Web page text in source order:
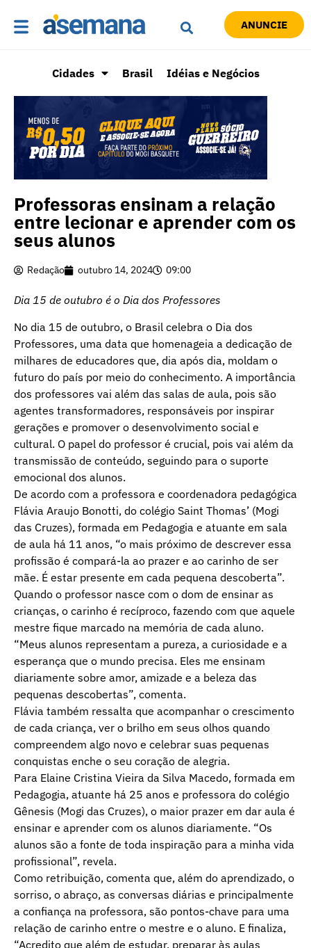
ANUNCIE
Cidades Brasil Idéias e Negócios
Professoras ensinam a relação
entre lecionar e aprender com os
seus alunos
Redação outubro 14, 2024 09:00
Dia 15 de outubro é o Dia dos Professores
No dia 15 de outubro, o Brasil celebra o Dia dos
Professores, uma data que homenageia a dedicação de
milhares de educadores que, dia após dia, moldam o
futuro do país por meio do conhecimento. A importância
dos professores vai além das salas de aula, pois são
agentes transformadores, responsáveis por inspirar
gerações e promover o desenvolvimento social e
cultural. O papel do professor é crucial, pois vai além da
transmissão de conteúdo, seguindo para o suporte
emocional dos alunos.
De acordo com a professora e coordenadora pedagógica
Flávia Araujo Bonotti, do colégio Saint Thomas’ (Mogi
das Cruzes), formada em Pedagogia e atuante em sala
de aula há 11 anos, “o mais próximo de descrever essa
profissão é compará-la ao prazer e ao carinho de ser
mãe. É estar presente em cada pequena descoberta”.
Quando o professor nasce com o dom de ensinar as
crianças, o carinho é recíproco, fazendo com que aquele
mestre fique marcado na memória de cada aluno.
“Meus alunos representam a pureza, a curiosidade e a
esperança que o mundo precisa. Eles me ensinam
diariamente sobre amor, amizade e a beleza das
pequenas descobertas”, comenta.
Flávia também ressalta que acompanhar o crescimento
de cada criança, ver o brilho em seus olhos quando
compreendem algo novo e celebrar suas pequenas
conquistas enche o seu coração de alegria.
Para Elaine Cristina Vieira da Silva Macedo, formada em
Pedagogia, atuante há 25 anos e professora do colégio
Gênesis (Mogi das Cruzes), o maior prazer em dar aula é
ensinar e aprender com os alunos diariamente. “Os
alunos são a fonte de toda inspiração para a minha vida
profissional”, revela.
Como retribuição, comenta que, além do aprendizado, o
sorriso, o abraço, as conversas diárias e principalmente
a confiança na professora, são pontos-chave para uma
relação de carinho entre o mestre e o aluno. E finaliza,
“Acredito que além de estudar, preparar às aulas